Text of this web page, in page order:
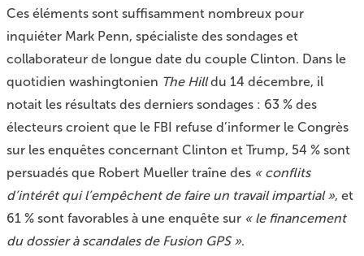
Ces éléments sont suffisamment nombreux pour
inquiéter Mark Penn, spécialiste des sondages et
collaborateur de longue date du couple Clinton. Dans le
quotidien washingtonien The Hilldu 14 décembre, il
notait les résultats des derniers sondages : 63 % des
électeurs croient que le FBI refuse d’informer le Congrès
sur les enquêtes concernant Clinton et Trump, 54 % sont
persuadés que Robert Mueller traîne des « conflits
d’intérêt qui l’empêchent de faire un travail impartial », et
61 % sont favorables à une enquête sur « le financement
du dossier à scandales de Fusion GPS ».